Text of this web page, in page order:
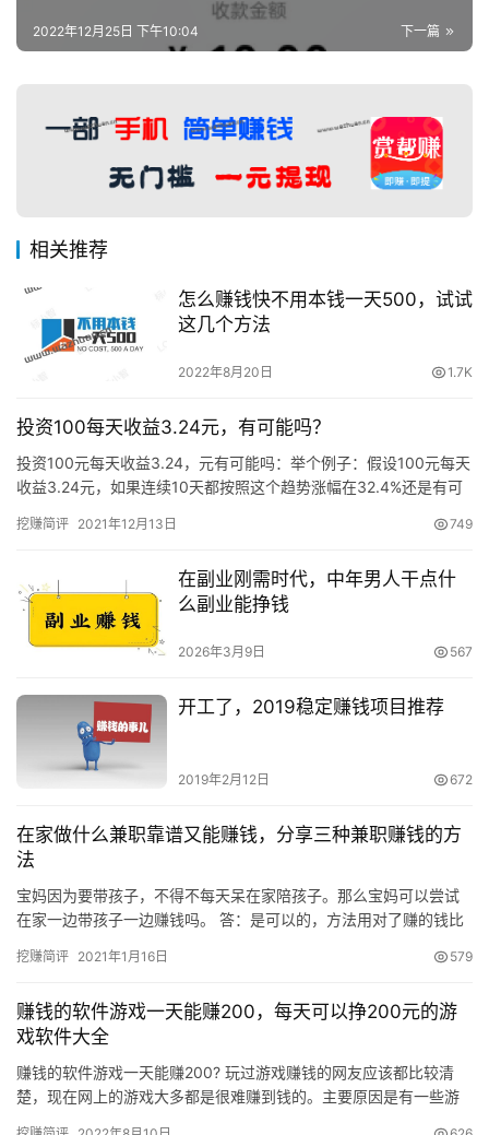
下一篇
2022年12月25日 下午10:04
相关推荐
怎么赚钱快不用本钱一天500，试试
这几个方法
2022年8月20日 1.7K
投资100每天收益3.24元，有可能吗？
投资100元每天收益3.24，元有可能吗：举个例子：假设100元每天
收益3.24元，如果连续10天都按照这个趋势涨幅在32.4%还是有可
挖赚简评 2021年12月13日 749
在副业刚需时代，中年男人干点什
么副业能挣钱
2026年3月9日 567
开工了，2019稳定赚钱项目推荐
2019年2月12日 672
在家做什么兼职靠谱又能赚钱，分享三种兼职赚钱的方
法
宝妈因为要带孩子，不得不每天呆在家陪孩子。那么宝妈可以尝试
在家一边带孩子一边赚钱吗。 答：是可以的，方法用对了赚的钱比
钱的…
挖赚简评 2021年1月16日 579
赚钱的软件游戏一天能赚200，每天可以挣200元的游
戏软件大全
赚钱的软件游戏一天能赚200? 玩过游戏赚钱的网友应该都比较清
楚，现在网上的游戏大多都是很难赚到钱的。主要原因是有一些游